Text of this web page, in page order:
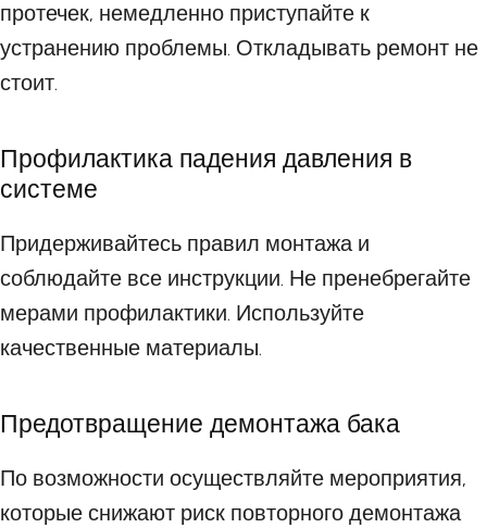
протечек, немедленно приступайте к
устранению проблемы. Откладывать ремонт не
стоит.
Профилактика падения давления в
системе
Придерживайтесь правил монтажа и
соблюдайте все инструкции. Не пренебрегайте
мерами профилактики. Используйте
качественные материалы.
Предотвращение демонтажа бака
По возможности осуществляйте мероприятия,
которые снижают риск повторного демонтажа